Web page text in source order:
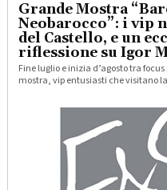
Grande Mostra
Neobarocco”: i vip
del Castello, e un
riflessione su Igor
Fine luglio e inizia d’agosto tra
mostra, vip entusiasti che visitano